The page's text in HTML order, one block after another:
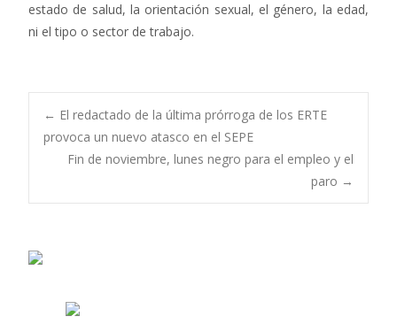
estado de salud, la orientación sexual, el género, la edad,
ni el tipo o sector de trabajo.
Navegación
← El redactado de la última prórroga de los ERTE
provoca un nuevo atasco en el SEPE
Fin de noviembre, lunes negro para el empleo y el
paro →